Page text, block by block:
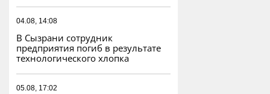
04.08, 14:08
В Сызрани сотрудник
предприятия погиб в результате
технологического хлопка
05.08, 17:02